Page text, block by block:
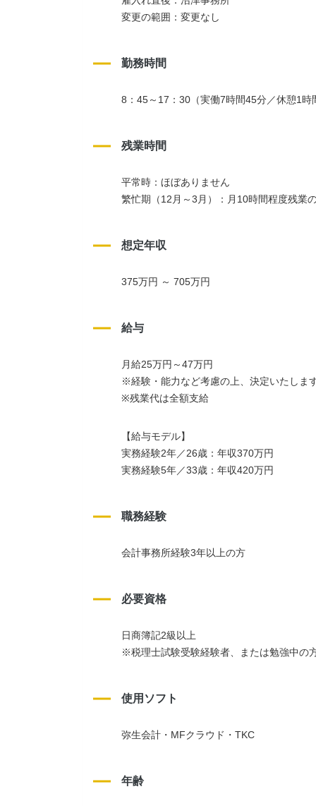
変更の範囲：変更なし
勤務時間
8：45～17：30（実働7時間45分／休憩1時
残業時間
平常時：ほぼありません
繁忙期（12月～3月）：月10時間程度残業
想定年収
375万円 ～ 705万円
給与
月給25万円～47万円
※経験・能力など考慮の上、決定いたしま
※残業代は全額支給
【給与モデル】
実務経験2年／26歳：年収370万円
実務経験5年／33歳：年収420万円
職務経験
会計事務所経験3年以上の方
必要資格
日商簿記2級以上
※税理士試験受験経験者、または勉強中の
使用ソフト
弥生会計・MFクラウド・TKC
年齢